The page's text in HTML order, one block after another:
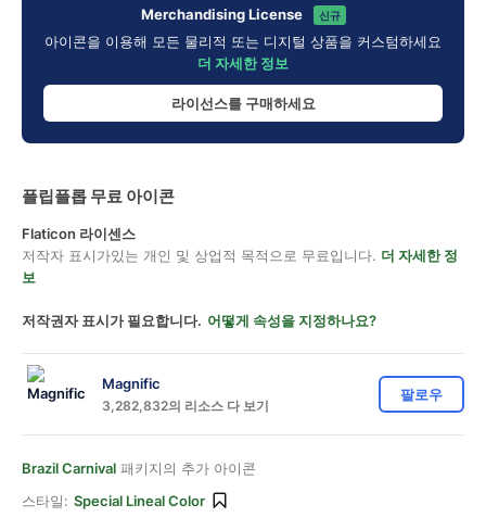
Merchandising License 신규
아이콘을 이용해 모든 물리적 또는 디지털 상품을 커스텀하세요
더 자세한 정보
라이선스를 구매하세요
플립플롭 무료 아이콘
Flaticon 라이센스
저작자 표시가있는 개인 및 상업적 목적으로 무료입니다. 더 자세한 정
보
저작권자 표시가 필요합니다. 어떻게 속성을 지정하나요?
Magnific
3,282,832의 리소스 다 보기
팔로우
Brazil Carnival 패키지의 추가 아이콘
스타일: Special Lineal Color